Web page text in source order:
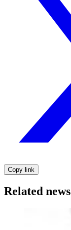
Copy link
Related news